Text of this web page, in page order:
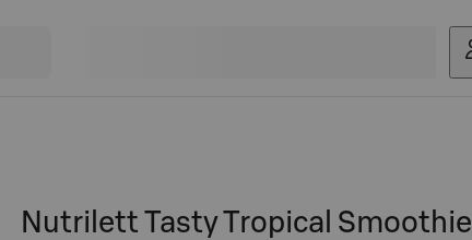
Nutrilett Tasty Tropical Smoothie